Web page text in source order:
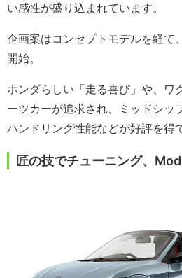
い感性が盛り込まれています。
企画案はコンセプトモデルを経て
開始。
ホンダらしい「走る喜び」や、ワ
ーツカーが追求され、ミッドシッ
ハンドリング性能などが好評を得
匠の技でチューニング、